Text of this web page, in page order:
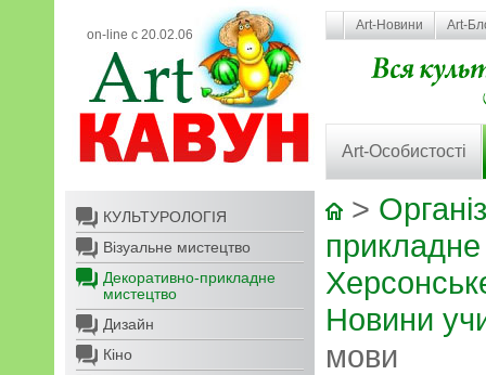
on-line с 20.02.06
Art-Новини Art-
Art-Особистості
КУЛЬТУРОЛОГІЯ
Візуальне мистецтво
Декоративно-прикладне
мистецтво
Дизайн
Кіно
>
Новини
мови